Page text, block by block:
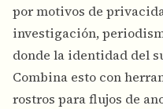
por motivos de
investigación,
donde la identidad del
Combina esto con
rostros para flujos de